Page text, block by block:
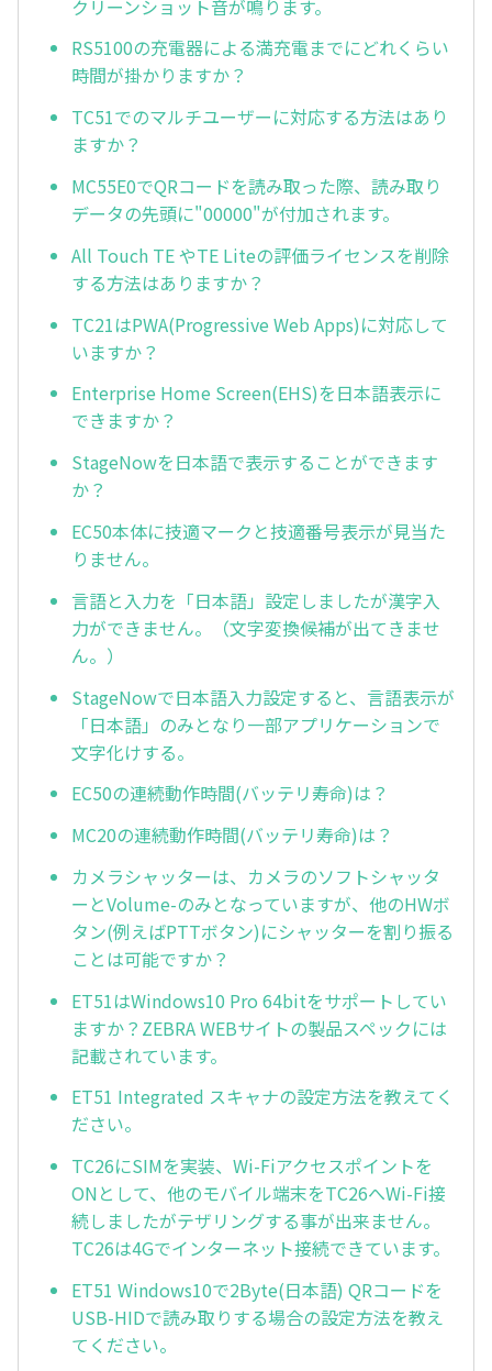
クリーンショット音が鳴ります。
RS5100の充電器による満充電までにどれくらい
時間が掛かりますか？
TC51でのマルチユーザーに対応する方法はあり
ますか？
MC55E0でQRコードを読み取った際、読み取り
データの先頭に"00000"が付加されます。
All Touch TE やTE Liteの評価ライセンスを削除
する方法はありますか？
TC21はPWA(Progressive Web Apps)に対応して
いますか？
Enterprise Home Screen(EHS)を日本語表示に
できますか？
StageNowを日本語で表示することができます
か？
EC50本体に技適マークと技適番号表示が見当た
りません。
言語と入力を「日本語」設定しましたが漢字入
力ができません。（文字変換候補が出てきませ
ん。）
StageNowで日本語入力設定すると、言語表示が
「日本語」のみとなり一部アプリケーションで
文字化けする。
EC50の連続動作時間(バッテリ寿命)は？
MC20の連続動作時間(バッテリ寿命)は？
カメラシャッターは、カメラのソフトシャッタ
ーとVolume-のみとなっていますが、他のHWボ
タン(例えばPTTボタン)にシャッターを割り振る
ことは可能ですか？
ET51はWindows10 Pro 64bitをサポートしてい
ますか？ZEBRA WEBサイトの製品スペックには
記載されています。
ET51 Integrated スキャナの設定方法を教えてく
ださい。
TC26にSIMを実装、Wi-Fiアクセスポイントを
ONとして、他のモバイル端末をTC26へWi-Fi接
続しましたがテザリングする事が出来ません。
TC26は4Gでインターネット接続できています。
ET51 Windows10で2Byte(日本語) QRコードを
USB-HIDで読み取りする場合の設定方法を教え
てください。